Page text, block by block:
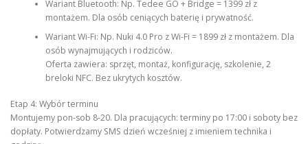
Wariant Bluetooth: Np. Tedee GO + Bridge = 1399 zł z
montażem. Dla osób ceniących baterię i prywatność.
Wariant Wi-Fi: Np. Nuki 4.0 Pro z Wi-Fi = 1899 zł z montażem. Dla
osób wynajmujących i rodziców.
Oferta zawiera: sprzęt, montaż, konfigurację, szkolenie, 2
breloki NFC. Bez ukrytych kosztów.
Etap 4: Wybór terminu
Montujemy pon-sob 8-20. Dla pracujących: terminy po 17:00 i soboty bez
dopłaty. Potwierdzamy SMS dzień wcześniej z imieniem technika i